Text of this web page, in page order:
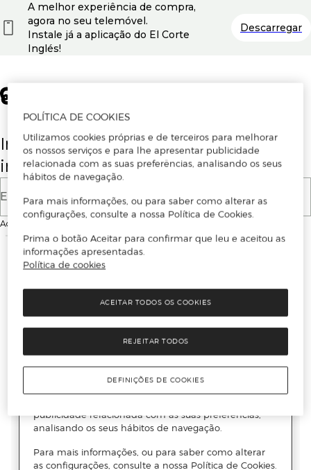
Insira o seu email para se registar ou
iniciar sessão.
E-mail
Ao continuar, aceitas as
A melhor experiência de compra,
agora no seu telemóvel.
Instale já a aplicação do El Corte
Inglés!
Descarregar
POLÍTICA DE COOKIES
Utilizamos cookies próprias e de terceiros para melhorar
os nossos serviços e para lhe apresentar publicidade
relacionada com as suas preferências, analisando os seus
hábitos de navegação.
Para mais informações, ou para saber como alterar as
configurações, consulte a nossa Política de Cookies.
Prima o botão Aceitar para confirmar que leu e aceitou as
informações apresentadas.
Política de cookies
REJEITAR TODOS
ACEITAR TODOS OS COOKIES
DEFINIÇÕES DE COOKIES